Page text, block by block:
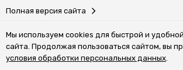
Полная версия сайта
Мы используем cookies для быстрой и
сайта. Продолжая пользоваться сайтом, вы
условия обработки персональных данных.